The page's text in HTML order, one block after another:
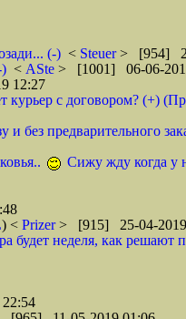
(-) < Steuer> [954]
< ASte > [1001] 06-06-
12:27
курьер с договором? (+)
без предварительного
Сижу жду когда у
) < Prizer> [915] 25-04-2019
будет неделя, как решают